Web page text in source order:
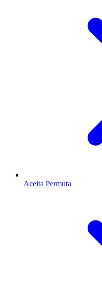
Aceita Permuta